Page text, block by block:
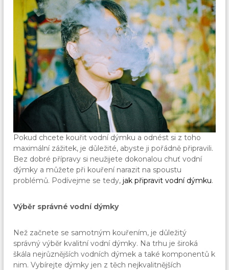
Pokud chcete kouřit vodní dýmku a odnést si z toho
maximální zážitek, je důležité, abyste ji pořádně připravili.
Bez dobré přípravy si neužijete dokonalou chuť vodní
dýmky a můžete při kouření narazit na spoustu
problémů. Podívejme se tedy,jak připravit vodní dýmku.
Výběr správné vodní dýmky
Než začnete se samotným kouřením, je důležitý
správný výběr kvalitní vodní dýmky. Na trhu je široká
škála nejrůznějších vodních dýmek a také komponentů k
nim. Vybírejte dýmky jen z těch nejkvalitnějších